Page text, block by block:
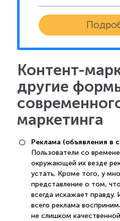
Контент-
другие
маркетинга
Реклама (объявления в
Пользователи со
окружающей их везде
устать. Кроме того, у
представление о том,
всегда искажает
всего реклама
не слишком